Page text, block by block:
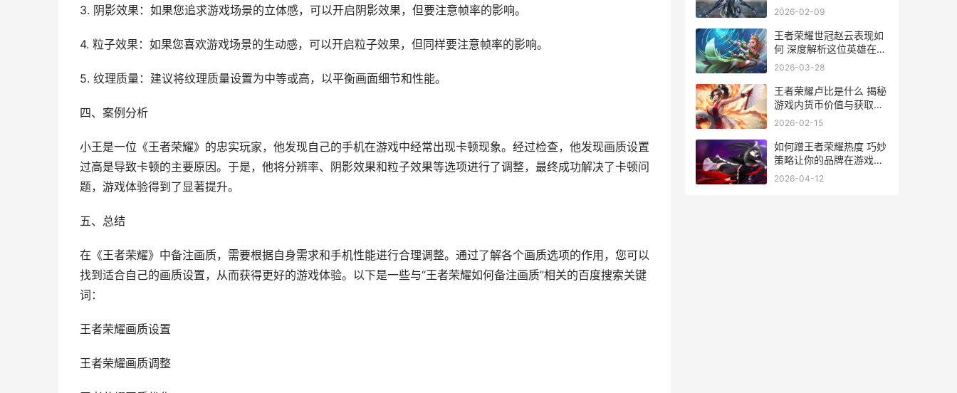
3. 阴影效果：如果您追求游戏场景的立体感，可以开启阴影效果，但要注意帧率的影响。
4. 粒子效果：如果您喜欢游戏场景的生动感，可以开启粒子效果，但同样要注意帧率的影响。
5. 纹理质量：建议将纹理质量设置为中等或高，以平衡画面细节和性能。
四、案例分析
小王是一位《王者荣耀》的忠实玩家，他发现自己的手机在游戏中经常出现卡顿现象。经过检查，他发现画质设置
过高是导致卡顿的主要原因。于是，他将分辨率、阴影效果和粒子效果等选项进行了调整，最终成功解决了卡顿问
题，游戏体验得到了显著提升。
五、总结
在《王者荣耀》中备注画质，需要根据自身需求和手机性能进行合理调整。通过了解各个画质选项的作用，您可以
找到适合自己的画质设置，从而获得更好的游戏体验。以下是一些与“王者荣耀如何备注画质”相关的百度搜索关键
词：
王者荣耀画质设置
王者荣耀画质调整
海王热血航线破解版无限
2026-02-09
王者荣耀世冠赵云表现如
何 深度解析这位英雄在赛
场上的实力与策略
2026-03-28
王者荣耀卢比是什么 揭秘
游戏内货币价值与获取途
径
2026-02-15
如何蹭王者荣耀热度 巧妙
策略让你的品牌在游戏热
潮中脱颖而出
2026-04-12